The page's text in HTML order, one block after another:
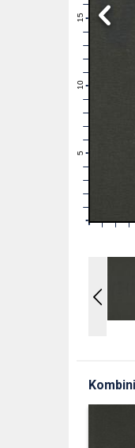
10
11
12
13
14
15
16
1 2